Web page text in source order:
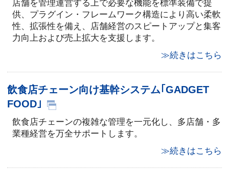
店舗を管理運営する上で必要な機能を標準装備で提
供、プラグイン・フレームワーク構造により高い柔軟
性、拡張性を備え、店舗経営のスピートアップと集客
力向上および売上拡大を支援します。
≫続きはこちら
飲食店チェーン向け基幹システム｢GADGET
FOOD｣
飲食店チェーンの複雑な管理を一元化し、多店舗・多
業種経営を万全サポートします。
≫続きはこちら